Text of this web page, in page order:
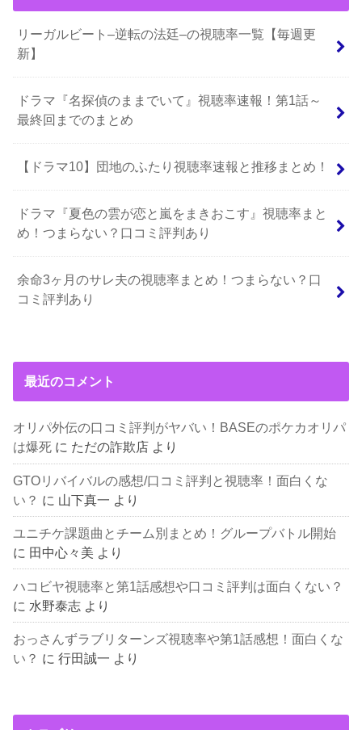
リーガルビート–逆転の法廷–の視聴率一覧【毎週更
新】
ドラマ『名探偵のままでいて』視聴率速報！第1話～
最終回までのまとめ
【ドラマ10】団地のふたり視聴率速報と推移まとめ！
ドラマ『夏色の雲が恋と嵐をまきおこす』視聴率まと
め！つまらない？口コミ評判あり
余命3ヶ月のサレ夫の視聴率まとめ！つまらない？口
コミ評判あり
最近のコメント
オリパ外伝の口コミ評判がヤバい！BASEのポケカオリパ
は爆死 に ただの詐欺店 より
GTOリバイバルの感想/口コミ評判と視聴率！面白くな
い？ に 山下真一 より
ユニチケ課題曲とチーム別まとめ！グループバトル開始
に 田中心々美 より
ハコビヤ視聴率と第1話感想や口コミ評判は面白くない？
に 水野泰志 より
おっさんずラブリターンズ視聴率や第1話感想！面白くな
い？ に行田誠一 より